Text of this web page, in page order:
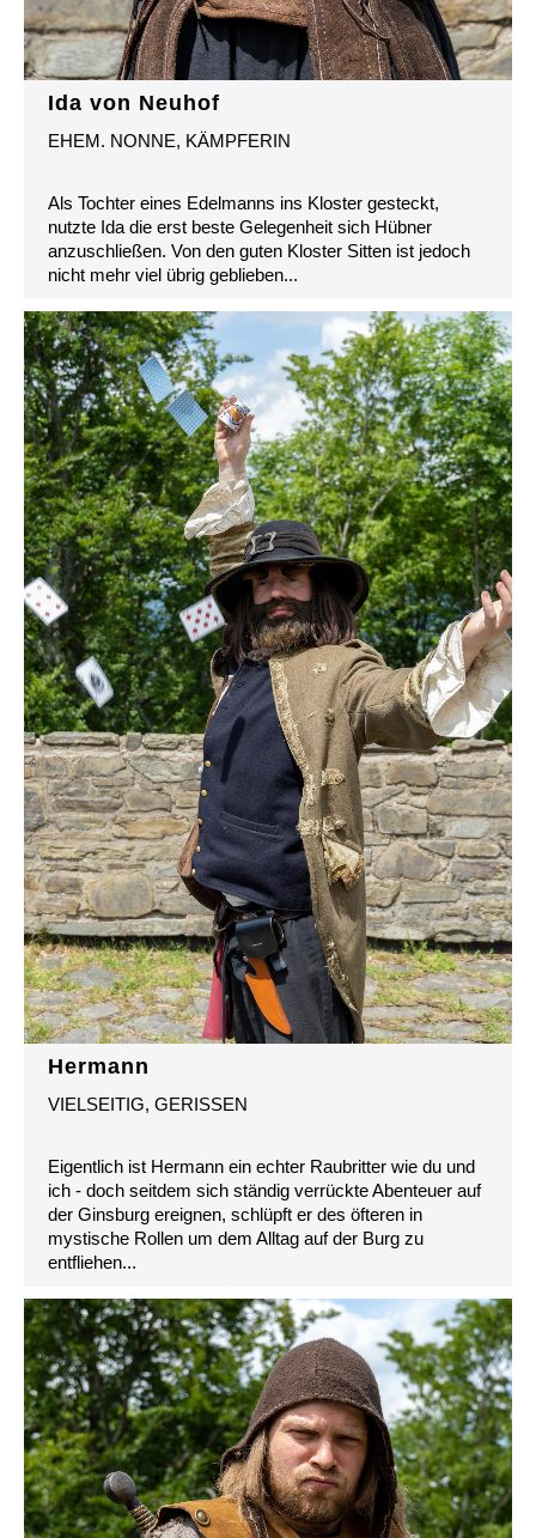
Ida von Neuhof
EHEM. NONNE, KÄMPFERIN
Als Tochter eines Edelmanns ins Kloster gesteckt,
nutzte Ida die erst beste Gelegenheit sich Hübner
anzuschließen. Von den guten Kloster Sitten ist jedoch
nicht mehr viel übrig geblieben...
Hermann
VIELSEITIG, GERISSEN
Eigentlich ist Hermann ein echter Raubritter wie du und
ich - doch seitdem sich ständig verrückte Abenteuer auf
der Ginsburg ereignen, schlüpft er des öfteren in
mystische Rollen um dem Alltag auf der Burg zu
entfliehen...